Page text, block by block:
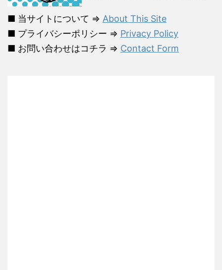
■ 当サイトについて ⇒ About This Site
■ プライバシーポリシー ⇒ Privacy Policy
■ お問い合わせはコチラ ⇒ Contact Form